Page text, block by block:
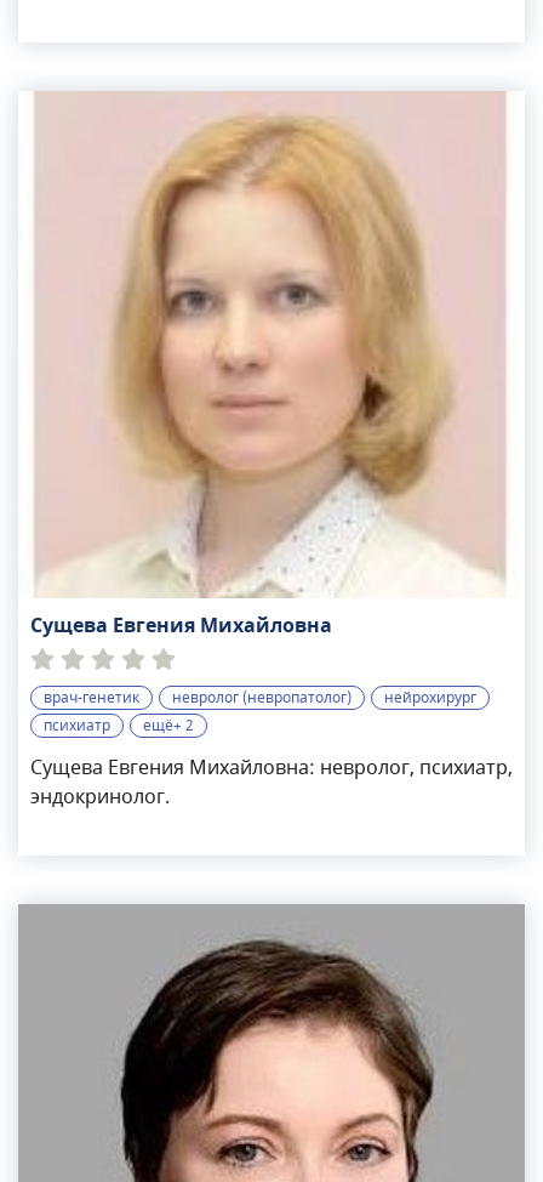
Сущева Евгения Михайловна
врач-генетик невролог (невропатолог)
нейрохирург
психиатр
ещё+ 2
Сущева Евгения Михайловна: невролог, психиатр,
эндокринолог.